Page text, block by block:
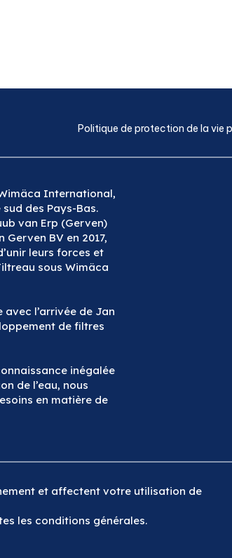
Politique de protection de la vie
International,
des Pays-Bas.
van Erp (Gerven)
BV en 2017,
leurs forces et
sous Wimäca
avec l’arrivée de Jan
de filtres
inégalée
de l’eau, nous
en matière de
et affectent votre utilisation de
les conditions générales.